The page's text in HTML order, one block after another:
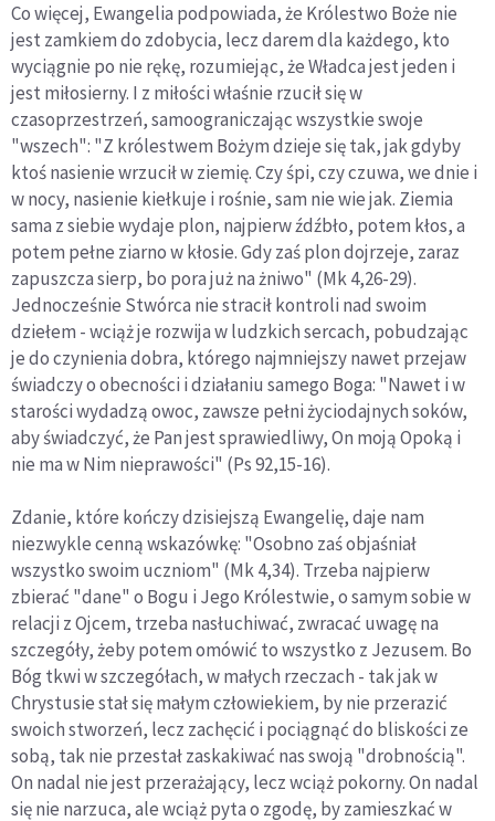
Co więcej, Ewangelia podpowiada, że Królestwo Boże nie
jest zamkiem do zdobycia, lecz darem dla każdego, kto
wyciągnie po nie rękę, rozumiejąc, że Władca jest jeden i
jest miłosierny. I z miłości właśnie rzucił się w
czasoprzestrzeń, samoograniczając wszystkie swoje
"wszech": "Z królestwem Bożym dzieje się tak, jak gdyby
ktoś nasienie wrzucił w ziemię. Czy śpi, czy czuwa, we dnie i
w nocy, nasienie kiełkuje i rośnie, sam nie wie jak. Ziemia
sama z siebie wydaje plon, najpierw źdźbło, potem kłos, a
potem pełne ziarno w kłosie. Gdy zaś plon dojrzeje, zaraz
zapuszcza sierp, bo pora już na żniwo" (Mk 4,26-29).
Jednocześnie Stwórca nie stracił kontroli nad swoim
dziełem - wciąż je rozwija w ludzkich sercach, pobudzając
je do czynienia dobra, którego najmniejszy nawet przejaw
świadczy o obecności i działaniu samego Boga: "Nawet i w
starości wydadzą owoc, zawsze pełni życiodajnych soków,
aby świadczyć, że Pan jest sprawiedliwy, On moją Opoką i
nie ma w Nim nieprawości" (Ps 92,15-16).
Zdanie, które kończy dzisiejszą Ewangelię, daje nam
niezwykle cenną wskazówkę: "Osobno zaś objaśniał
wszystko swoim uczniom" (Mk 4,34). Trzeba najpierw
zbierać "dane" o Bogu i Jego Królestwie, o samym sobie w
relacji z Ojcem, trzeba nasłuchiwać, zwracać uwagę na
szczegóły, żeby potem omówić to wszystko z Jezusem. Bo
Bóg tkwi w szczegółach, w małych rzeczach - tak jak w
Chrystusie stał się małym człowiekiem, by nie przerazić
swoich stworzeń, lecz zachęcić i pociągnąć do bliskości ze
sobą, tak nie przestał zaskakiwać nas swoją "drobnością".
On nadal nie jest przerażający, lecz wciąż pokorny. On nadal
się nie narzuca, ale wciąż pyta o zgodę, by zamieszkać w